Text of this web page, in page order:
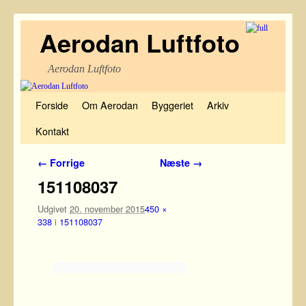
Aerodan Luftfoto
Aerodan Luftfoto
Forside Om Aerodan Byggeriet
Arkiv
Kontakt
Billednavigation
← Forrige Næste →
151108037
Udgivet 20. november 2015450 ×
338 i 151108037